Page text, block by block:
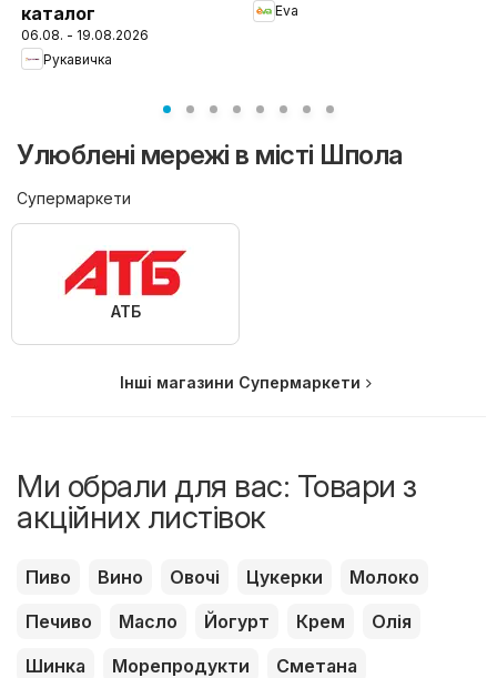
каталог
06.08. - 19.08.2026
Рукавичка
Eva
Улюблені мережі в місті Шпола
Супермаркети
АТБ
Інші магазини Супермаркети
Ми обрали для вас: Товари з
акційних листівок
Пиво Вино Овочі Цукерки
Молоко
Печиво
Масло Йогурт Крем
Олія
Шинка
Морепродукти
Сметана